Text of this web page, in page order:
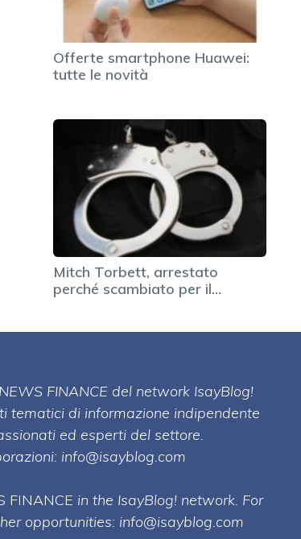
Offerte smartphone Huawei:
tutte le novità
Mitch Torbett, arrestato
perché scambiato per il…
FINANCE del network IsayBlog!
tematici di informazione indipendente
ed esperti del settore.
info@isayblog.com
FINANCE in the IsayBlog! network. For
opportunities: info@isayblog.com